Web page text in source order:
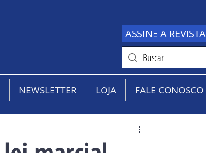
ASSINE A REVISTA
NEWSLETTER LOJA FALE CONOSCO